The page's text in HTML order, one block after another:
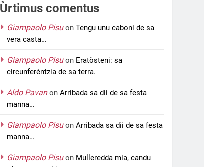
Ùrtimus comentus
Giampaolo PisuonTengu unu caboni de sa
vera casta…
Giampaolo Pisuon Eratòsteni: sa
circunferèntzia de sa terra.
Aldo PavanonArribada sa dii de sa festa
manna…
Giampaolo PisuonArribada sa dii de sa festa
manna…
Giampaolo Pisuon Mulleredda mia, candu